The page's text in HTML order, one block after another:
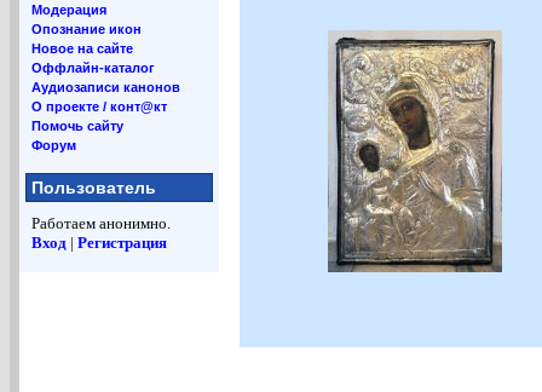
Модерация
Опознание икон
Новое на сайте
Оффлайн-каталог
Аудиозаписи канонов
О проекте / конт@кт
Помочь сайту
Форум
Пользователь
Работаем анонимно.
Вход | Регистрация